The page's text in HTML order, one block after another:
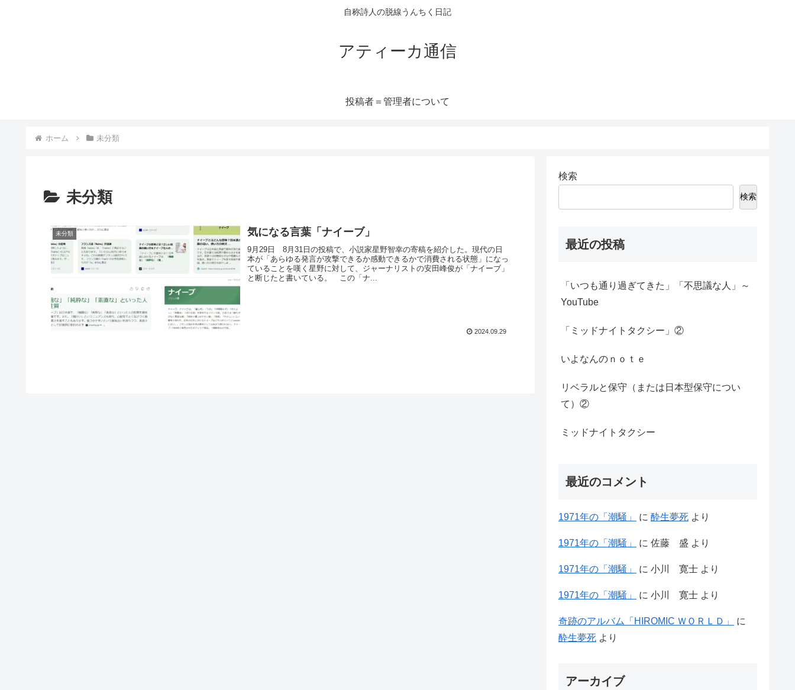
自称詩人の脱線うんちく日記
アティーカ通信
投稿者＝管理者について
ホーム 未分類
未分類
未分類 気になる言葉「ナイーブ」
9月29日 8月31日の投稿で、小説家星野智幸の寄稿を紹介した。現代の日
本が「あらゆる発言が攻撃できるか感動できるかで消費される状態」になっ
ていることを嘆く星野に対して、ジャーナリストの安田峰俊が「ナイーブ」
と断じたと書いている。 この「ナ...
2024.09.29
検索
検索
最近の投稿
「いつも通り過ぎてきた」「不思議な人」～
YouTube
「ミッドナイトタクシー」②
いよなんのｎｏｔｅ
リベラルと保守（または日本型保守につい
て）②
ミッドナイトタクシー
最近のコメント
1971年の「潮騒」 に 酔生夢死 より
1971年の「潮騒」 に 佐藤 盛 より
1971年の「潮騒」 に 小川 寛士 より
1971年の「潮騒」 に 小川 寛士 より
奇跡のアルバム「HIROMIC ＷＯＲＬＤ」
に
酔生夢死 より
アーカイブ